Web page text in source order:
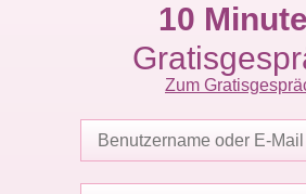
10
Zum